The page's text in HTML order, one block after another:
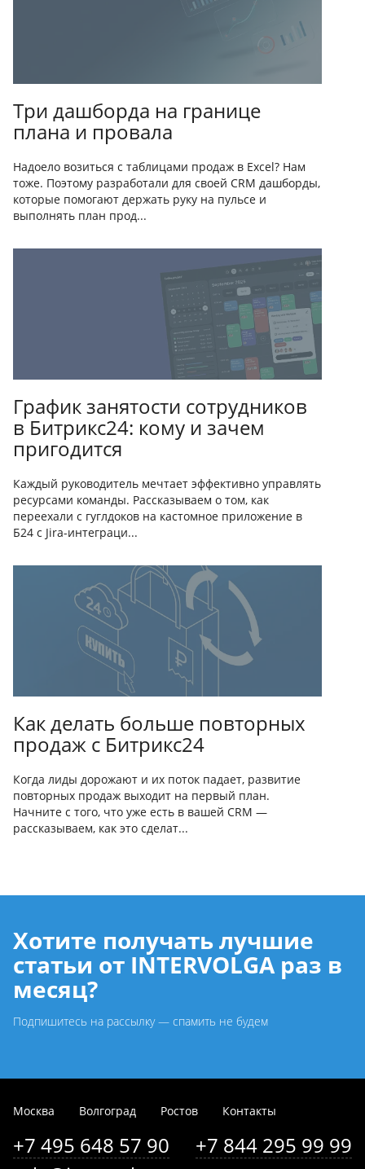
Три дашборда на границе
плана и провала
Надоело возиться с таблицами продаж в Excel? Нам
тоже. Поэтому разработали для своей CRM дашборды,
которые помогают держать руку на пульсе и
выполнять план прод...
График занятости сотрудников
в Битрикс24: кому и зачем
пригодится
Каждый руководитель мечтает эффективно управлять
ресурсами команды. Рассказываем о том, как
переехали с гуглдоков на кастомное приложение в
Б24 с Jira-интеграци...
Как делать больше повторных
продаж с Битрикс24
Когда лиды дорожают и их поток падает, развитие
повторных продаж выходит на первый план.
Начните с того, что уже есть в вашей CRM —
рассказываем, как это сделат...
Хотите получать лучшие
статьи от INTERVOLGA раз в
месяц?
Подпишитесь на рассылку — спамить не будем
Москва Волгоград Ростов Контакты
+7 495 648 57 90
+7 844 295 99 99